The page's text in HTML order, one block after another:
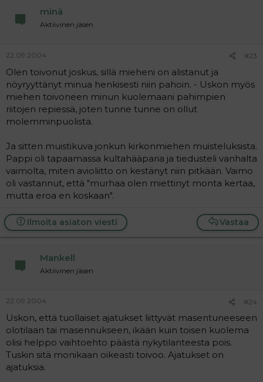
minä
Aktiivinen jäsen
22.09.2004 #23
Olen toivonut joskus, sillä mieheni on alistanut ja
nöyryyttänyt minua henkisesti niin pahoin. - Uskon myös
miehen toivoneen minun kuolemaani pahimpien
riitojen repiessä, joten tunne tunne on ollut
molemminpuolista.
Ja sitten muistikuva jonkun kirkonmiehen muisteluksista.
Pappi oli tapaamassa kultahääparia ja tiedusteli vanhalta
vaimolta, miten avioliitto on kestänyt niin pitkään. Vaimo
oli vastannut, että "murhaa olen miettinyt monta kertaa,
mutta eroa en koskaan".
Vastaa
Ilmoita asiaton viesti
Mankell
Aktiivinen jäsen
22.09.2004 #24
Uskon, että tuollaiset ajatukset liittyvät masentuneeseen
olotilaan tai masennukseen, ikään kuin toisen kuolema
olisi helppo vaihtoehto päästä nykytilanteesta pois.
Tuskin sitä monikaan oikeasti toivoo. Ajatukset on
ajatuksia.